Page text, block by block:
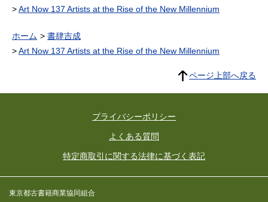
Art Now 137 Artists at the Rise of the New Millennium
ホーム
書肆吉成
Art Now 137 Artists at the Rise of the New Millennium
ページ上部へ戻る
プライバシーポリシー
よくある質問
特定商取引に関する法律に基づく表記
東京都古書籍商業協同組合